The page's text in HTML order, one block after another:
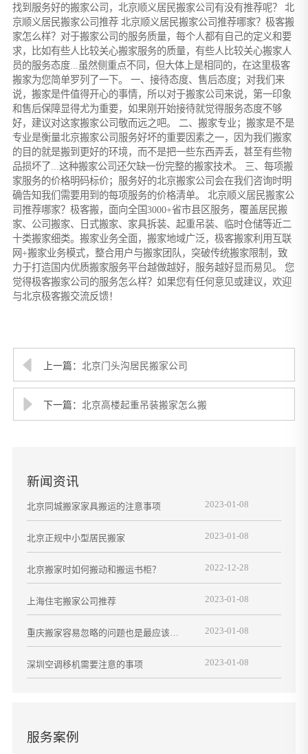
找到服务好的搬家公司，北京顺义居民搬家公司有没有推荐呢？ 北
京顺义居民搬家公司推荐 北京顺义居民搬家公司推荐哪家？极客搬
家怎么样？对于搬家公司的服务质量，每个人都有自己的定义和要
求，比如有些人比较关心搬家服务的质量，有些人比较关心搬家人
员的服务态度...虽然侧重点不同，但大体上是相同的，在这里极客
搬家为您简单罗列了一下。 一、接待态度、售后态度；对我们来
说，搬家是件值得开心的事情，所以对于搬家公司来说，第一印象
和售后保障显得尤为重要，如果刚开始接待就觉得服务态度不够
好，建议对这家搬家公司敬而远之吧。 二、搬家专业；搬家是不是
专业是衡量北京搬家公司服务好坏的重要因素之一，因为我们搬家
的目的就是搬到更好的环境，而不是把一些东西弄丢，甚至有些物
品损坏了...这种搬家公司还欠缺一份完整的搬家技术。 三、每项搬
家服务的价格明码标价；服务好的北京搬家公司会在我们咨询时明
确告知我们需要用到的每项服务的价格清单。 北京顺义居民搬家公
司推荐哪家？极客搬，面向全国3000+省市县区服务，覆盖居民搬
家、公司搬家、日式搬家、家具拆装、起重吊装、临时仓储等近二
十类搬家细类。搬家业务全面，搬家地域广泛，极客搬家利用互联
网+搬家业务模式，整合用户与搬家团队，突破传统搬家限制，致
力于打造国内优质搬家服务平台越做越好，服务越好显而易见。 您
觉得极客搬家公司的服务怎么样？如果您有任何意见或建议，欢迎
与北京极客搬交流反馈！
上一篇： 北京门头沟居民搬家公司
下一篇： 北京高楼起重吊装搬家怎么搬
新闻资讯
北京同城搬家家具搬运的注意事项 2023-01-08
北京正规中小型居民搬家 2023-01-08
北京搬家时如何搬动和搬运书柜？ 2022-12-28
上海住宅搬家公司推荐 2023-01-08
重庆搬家容易忽略的问题也是最应该注
意的
2023-01-08
深圳空调移机需要注意的事项 2023-01-08
服务案例